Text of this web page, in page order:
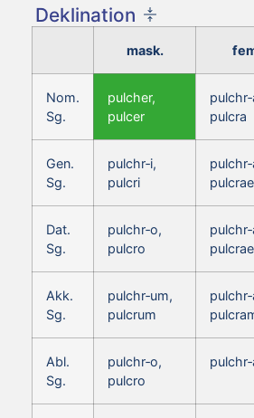
Deklination
mask.
Nom.
Sg.
pulcher,
pulcer
pulcra
Gen.
Sg.
pulchr‑i,
pulcri
pulcrae
Dat.
Sg.
pulchr‑o,
pulcro
pulcrae
Akk.
Sg.
pulchr‑um,
pulcrum
Abl.
Sg.
pulchr‑o,
pulcro